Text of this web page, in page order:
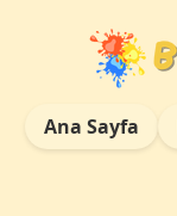
Ana Sayfa